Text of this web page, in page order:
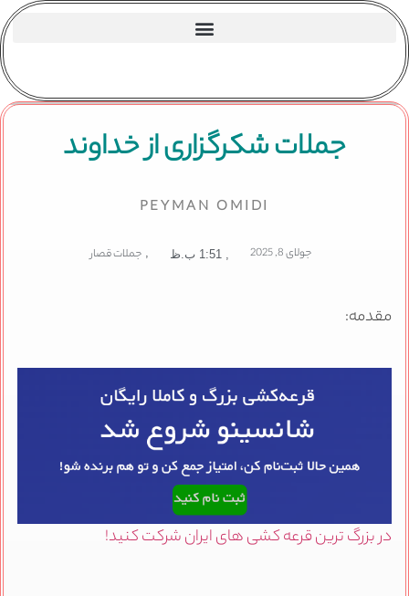
جملات شکرگزاری از خداوند
PEYMAN OMIDI
جولای 8, 2025 1:51 ب.ظ , جملات قصار
مقدمه:
در بزرگ ترین قرعه کشی های ایران شرکت کنید!